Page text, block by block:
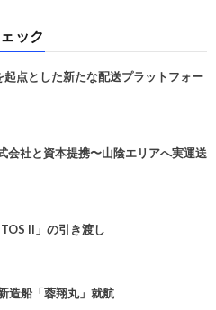
ック
点とした新たな配送プラットフォー
社と資本提携〜山陰エリアへ実運送
II」の引き渡し
造船「蓉翔丸」就航